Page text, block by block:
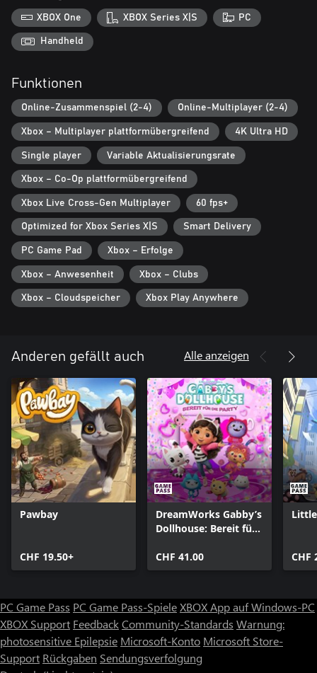
XBOX One XBOX Series X|S PC
Handheld
Funktionen
Online-Zusammenspiel (2-4) Online-Multiplayer (2-4)
Xbox – Multiplayer plattformübergreifend 4K Ultra HD
Single player Variable Aktualisierungsrate
Xbox – Co-Op plattformübergreifend
Xbox Live Cross-Gen Multiplayer 60 fps+
Optimized for Xbox Series X|S Smart Delivery
PC Game Pad Xbox – Erfolge
Xbox – Anwesenheit Xbox – Clubs
Xbox – Cloudspeicher Xbox Play Anywhere
Anderen gefällt auch Alle anzeigen
Pawbay
CHF 19.50+
DreamWorks Gabby’s
Dollhouse: Bereit für
CHF 41.00
CHF
PC Game Pass PC Game Pass-SpieleXBOX App auf Windows-PC
XBOX Support FeedbackCommunity-Standards Warnung:
photosensitive Epilepsie Microsoft-Konto Microsoft Store-
Support Rückgaben Sendungsverfolgung